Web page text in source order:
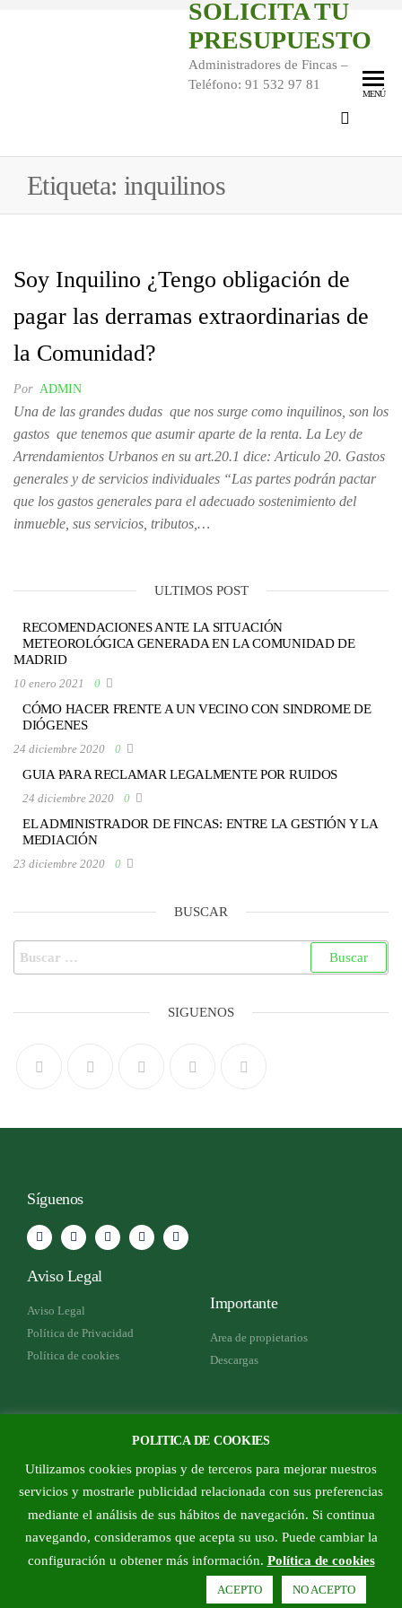
SOLICITA TU
PRESUPUESTO
Administradores de Fincas –
Teléfono: 91 532 97 81
MENÚ
Etiqueta: inquilinos
Soy Inquilino ¿Tengo obligación de
pagar las derramas extraordinarias de
la Comunidad?
Por ADMIN
Una de las grandes dudas que nos surge como inquilinos, son los
gastos que tenemos que asumir aparte de la renta. La Ley de
Arrendamientos Urbanos en su art.20.1 dice: Articulo 20. Gastos
generales y de servicios individuales “Las partes podrán pactar
que los gastos generales para el adecuado sostenimiento del
inmueble, sus servicios, tributos,…
ULTIMOS POST
RECOMENDACIONES ANTE LA SITUACIÓN
METEOROLÓGICA GENERADA EN LA COMUNIDAD DE
MADRID
10 enero 2021 0
CÓMO HACER FRENTE A UN VECINO CON SINDROME DE
DIÓGENES
24 diciembre 2020 0
GUIA PARA RECLAMAR LEGALMENTE POR RUIDOS
24 diciembre 2020 0
EL ADMINISTRADOR DE FINCAS: ENTRE LA GESTIÓN Y LA
MEDIACIÓN
23 diciembre 2020 0
BUSCAR
SIGUENOS
Síguenos
Aviso Legal
Aviso Legal
Política de Privacidad
Política de cookies
Importante
Area de propietarios
Descargas
Vaciamadrid
Telef.; 915329781
Mail: info@adtrujillo.es
POLITICA DE COOKIES
Utilizamos cookies propias y de terceros para mejorar nuestros
servicios y mostrarle publicidad relacionada con sus preferencias
mediante el análisis de sus hábitos de navegación. Si continua
navegando, consideramos que acepta su uso. Puede cambiar la
configuración u obtener más información. Política de cookies
ACEPTO NO ACEPTO